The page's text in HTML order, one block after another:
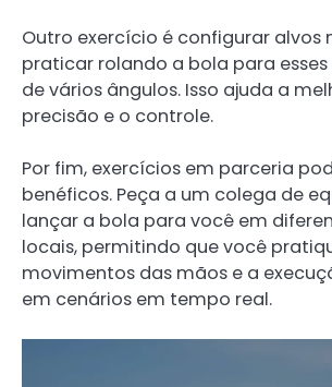
Outro exercício é configurar alvos
praticar rolando a bola para
de vários ângulos. Isso ajuda a
precisão e o controle.
Por fim, exercícios em parceria
benéficos. Peça a um colega de
lançar a bola para você em
locais, permitindo que você
movimentos das mãos e a
em cenários em tempo real.